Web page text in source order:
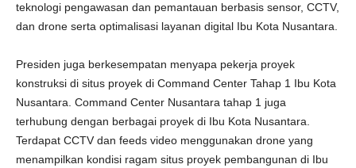
teknologi pengawasan dan pemantauan berbasis sensor, CCTV,
dan drone serta optimalisasi layanan digital Ibu Kota Nusantara.
Presiden juga berkesempatan menyapa pekerja proyek
konstruksi di situs proyek di Command Center Tahap 1 Ibu Kota
Nusantara. Command Center Nusantara tahap 1 juga
terhubung dengan berbagai proyek di Ibu Kota Nusantara.
Terdapat CCTV dan feeds video menggunakan drone yang
menampilkan kondisi ragam situs proyek pembangunan di Ibu